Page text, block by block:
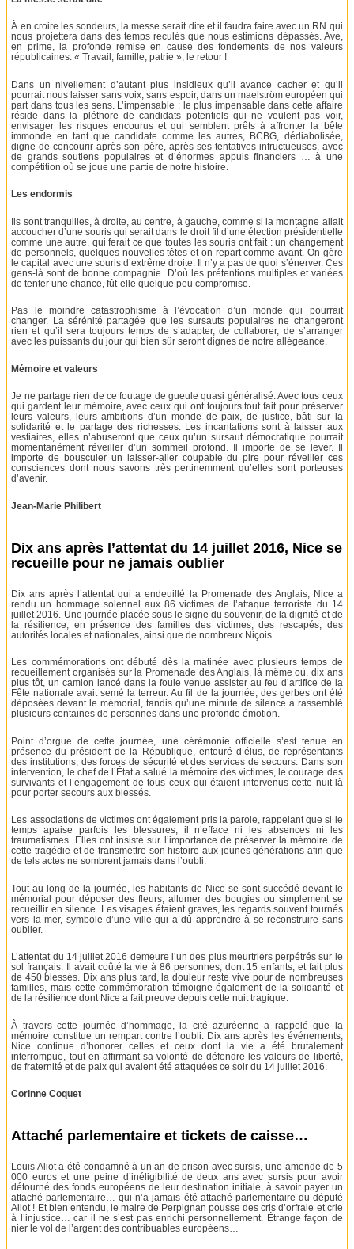
À en croire les sondeurs, la messe serait dite et il faudra faire avec un RN qui
nous projettera dans des temps reculés que nous estimions dépassés. Ave,
en prime, la profonde remise en cause des fondements de nos valeurs
républicaines. « Travail, famille, patrie », le retour !
Dans un nivellement d’autant plus insidieux qu’il avance cacher et qu’il
pourrait nous laisser sans voix, sans espoir, dans un maelström européen qui
part dans tous les sens. L’impensable : le plus impensable dans cette affaire
réside dans la pléthore de candidats potentiels qui ne veulent pas voir,
envisager les risques encourus et qui semblent prêts à affronter la bête
immonde en tant que candidate comme les autres, BCBG, dédiabolisée,
digne de concourir après son père, après ses tentatives infructueuses, avec
de grands soutiens populaires et d’énormes appuis financiers … à une
compétition où se joue une partie de notre histoire.
Les endormis
Ils sont tranquilles, à droite, au centre, à gauche, comme si la montagne allait
accoucher d’une souris qui serait dans le droit fil d’une élection présidentielle
comme une autre, qui ferait ce que toutes les souris ont fait : un changement
de personnels, quelques nouvelles têtes et on repart comme avant. On gère
le capital avec une souris d’extrême droite. Il n’y a pas de quoi s’énerver. Ces
gens-là sont de bonne compagnie. D’où les prétentions multiples et variées
de tenter une chance, fût-elle quelque peu compromise.
Pas le moindre catastrophisme à l’évocation d’un monde qui pourrait
changer. La sérénité partagée que les sursauts populaires ne changeront
rien et qu’il sera toujours temps de s’adapter, de collaborer, de s’arranger
avec les puissants du jour qui bien sûr seront dignes de notre allégeance.
Mémoire et valeurs
Je ne partage rien de ce foutage de gueule quasi généralisé. Avec tous ceux
qui gardent leur mémoire, avec ceux qui ont toujours tout fait pour préserver
leurs valeurs, leurs ambitions d’un monde de paix, de justice, bâti sur la
solidarité et le partage des richesses. Les incantations sont à laisser aux
vestiaires, elles n’abuseront que ceux qu’un sursaut démocratique pourrait
momentanément réveiller d’un sommeil profond. Il importe de se lever. Il
importe de bousculer un laisser-aller coupable du pire pour réveiller ces
consciences dont nous savons très pertinemment qu’elles sont porteuses
d’avenir.
Jean-Marie Philibert
Dix ans après l’attentat du 14 juillet 2016, Nice se
recueille pour ne jamais oublier
Dix ans après l’attentat qui a endeuillé la Promenade des Anglais, Nice a
rendu un hommage solennel aux 86 victimes de l’attaque terroriste du 14
juillet 2016. Une journée placée sous le signe du souvenir, de la dignité et de
la résilience, en présence des familles des victimes, des rescapés, des
autorités locales et nationales, ainsi que de nombreux Niçois.
Les commémorations ont débuté dès la matinée avec plusieurs temps de
recueillement organisés sur la Promenade des Anglais, là même où, dix ans
plus tôt, un camion lancé dans la foule venue assister au feu d’artifice de la
Fête nationale avait semé la terreur. Au fil de la journée, des gerbes ont été
déposées devant le mémorial, tandis qu’une minute de silence a rassemblé
plusieurs centaines de personnes dans une profonde émotion.
Point d’orgue de cette journée, une cérémonie officielle s’est tenue en
présence du président de la République, entouré d’élus, de représentants
des institutions, des forces de sécurité et des services de secours. Dans son
intervention, le chef de l’État a salué la mémoire des victimes, le courage des
survivants et l’engagement de tous ceux qui étaient intervenus cette nuit-là
pour porter secours aux blessés.
Les associations de victimes ont également pris la parole, rappelant que si le
temps apaise parfois les blessures, il n’efface ni les absences ni les
traumatismes. Elles ont insisté sur l’importance de préserver la mémoire de
cette tragédie et de transmettre son histoire aux jeunes générations afin que
de tels actes ne sombrent jamais dans l’oubli.
Tout au long de la journée, les habitants de Nice se sont succédé devant le
mémorial pour déposer des fleurs, allumer des bougies ou simplement se
recueillir en silence. Les visages étaient graves, les regards souvent tournés
vers la mer, symbole d’une ville qui a dû apprendre à se reconstruire sans
oublier.
L’attentat du 14 juillet 2016 demeure l’un des plus meurtriers perpétrés sur le
sol français. Il avait coûté la vie à 86 personnes, dont 15 enfants, et fait plus
de 450 blessés. Dix ans plus tard, la douleur reste vive pour de nombreuses
familles, mais cette commémoration témoigne également de la solidarité et
de la résilience dont Nice a fait preuve depuis cette nuit tragique.
À travers cette journée d’hommage, la cité azuréenne a rappelé que la
mémoire constitue un rempart contre l’oubli. Dix ans après les événements,
Nice continue d’honorer celles et ceux dont la vie a été brutalement
interrompue, tout en affirmant sa volonté de défendre les valeurs de liberté,
de fraternité et de paix qui avaient été attaquées ce soir du 14 juillet 2016.
Corinne Coquet
Attaché parlementaire et tickets de caisse…
Louis Aliot a été condamné à un an de prison avec sursis, une amende de 5
000 euros et une peine d’inéligibilité de deux ans avec sursis pour avoir
détourné des fonds européens de leur destination initiale, à savoir payer un
attaché parlementaire… qui n’a jamais été attaché parlementaire du député
Aliot ! Et bien entendu, le maire de Perpignan pousse des cris d’orfraie et crie
à l’injustice… car il ne s’est pas enrichi personnellement. Étrange façon de
nier le vol de l’argent des contribuables européens…